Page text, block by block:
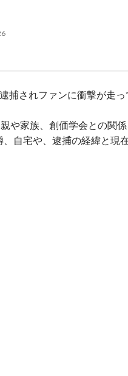
捕されファンに衝撃が走っ
や家族、創価学会との関
自宅や、逮捕の経緯と現